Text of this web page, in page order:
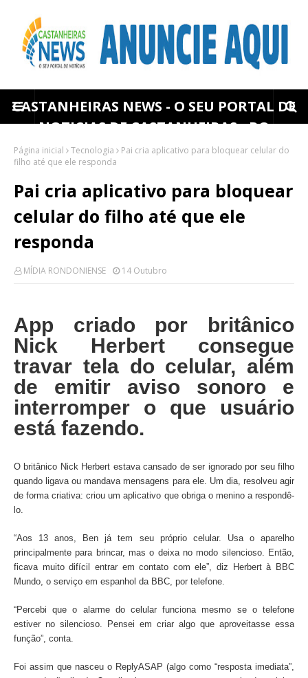
CASTANHEIRAS NEWS - O SEU PORTAL DE
NOTICIAS DE CASTANHEIRAS - RO
Página inicial Tecnologia
Pai cria aplicativo para bloquear celular do
filho até que ele responda
Pai cria aplicativo para bloquear
celular do filho até que ele
responda
MÍDIA RONDONIENSE 14 Outubro
App criado por britânico
Nick Herbert consegue
travar tela do celular, além
de emitir aviso sonoro e
interromper o que usuário
está fazendo.
O britânico Nick Herbert estava cansado de ser ignorado por seu filho
quando ligava ou mandava mensagens para ele. Um dia, resolveu agir
de forma criativa: criou um aplicativo que obriga o menino a respondê-
lo.
“Aos 13 anos, Ben já tem seu próprio celular. Usa o aparelho
principalmente para brincar, mas o deixa no modo silencioso. Então,
ficava muito difícil entrar em contato com ele”, diz Herbert à BBC
Mundo, o serviço em espanhol da BBC, por telefone.
“Percebi que o alarme do celular funciona mesmo se o telefone
estiver no silencioso. Pensei em criar algo que aproveitasse essa
função”, conta.
Foi assim que nasceu o ReplyASAP (algo como “resposta imediata”,